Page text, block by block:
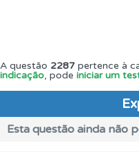
A questão 2287 pertence à
indicação, pode iniciar um
Esta questão ainda não